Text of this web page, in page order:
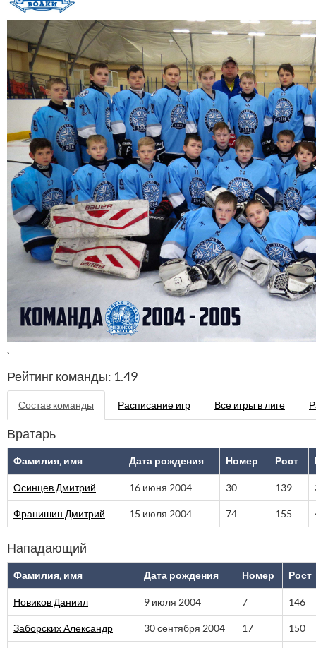
`
Рейтинг команды: 1.49
Состав команды Расписание игр Все игры в лиге
Вратарь
Фамилия, имя Дата рождения Номер Рост
Осинцев Дмитрий 16 июня 2004 30 139
Франишин Дмитрий 15 июля 2004 74 155
Нападающий
Фамилия, имя Дата рождения Номер Рост
Новиков Даниил 9 июля 2004 7 146
Заборских Александр 30 сентября 2004 17 150